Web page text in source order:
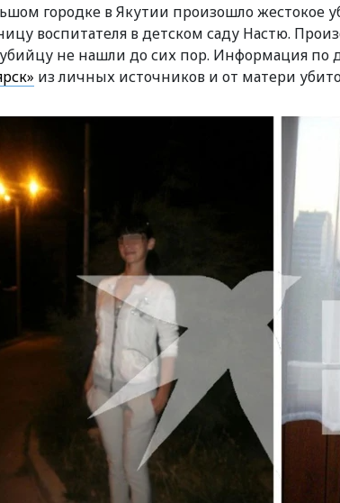
городке в Якутии произошло жестокое
воспитателя в детском саду Настю.
не нашли до сих пор. Информация по
из личных источников и от матери